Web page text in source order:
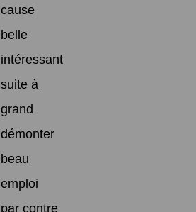
cause
belle
intéressant
suite à
grand
démonter
beau
emploi
par contre